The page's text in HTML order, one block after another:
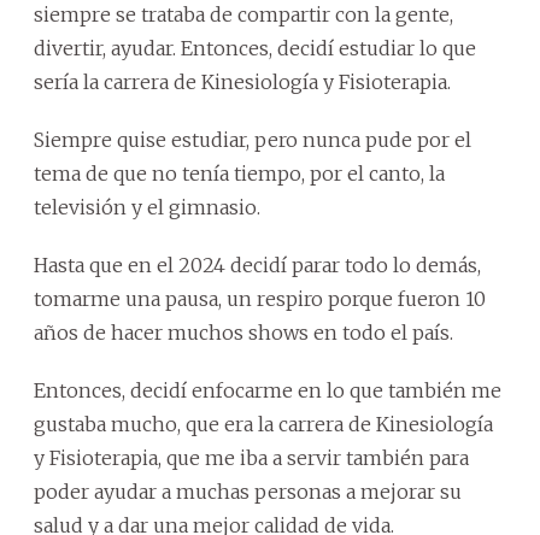
siempre se trataba de compartir con la gente,
divertir, ayudar. Entonces, decidí estudiar lo que
sería la carrera de Kinesiología y Fisioterapia.
Siempre quise estudiar, pero nunca pude por el
tema de que no tenía tiempo, por el canto, la
televisión y el gimnasio.
Hasta que en el 2024 decidí parar todo lo demás,
tomarme una pausa, un respiro porque fueron 10
años de hacer muchos shows en todo el país.
Entonces, decidí enfocarme en lo que también me
gustaba mucho, que era la carrera de Kinesiología
y Fisioterapia, que me iba a servir también para
poder ayudar a muchas personas a mejorar su
salud y a dar una mejor calidad de vida.